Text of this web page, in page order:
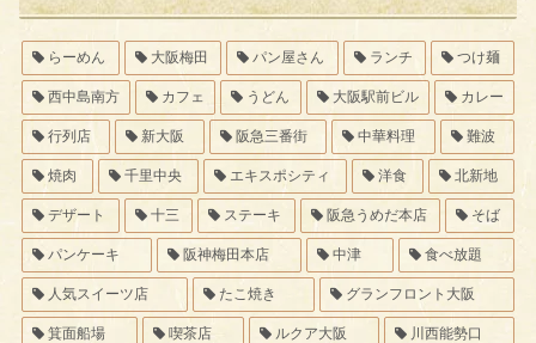
らーめん 大阪梅田 パン屋さん ランチ つけ麺
西中島南方 カフェ うどん 大阪駅前ビル カレー
行列店 新大阪 阪急三番街 中華料理 難波
焼肉 千里中央 エキスポシティ 洋食 北新地
デザート 十三 ステーキ 阪急うめだ本店 そば
パンケーキ 阪神梅田本店 中津 食べ放題
人気スイーツ店 たこ焼き グランフロント大阪
箕面船場 喫茶店 ルクア大阪 川西能勢口